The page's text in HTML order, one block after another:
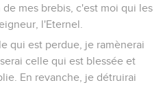
mes brebis, c'est moi qui les
l'Eternel.
qui est perdue, je ramènerai
celle qui est blessée et
En revanche, je détruirai